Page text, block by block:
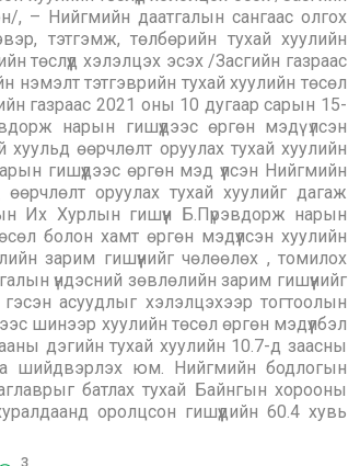
, – Нийгмийн даатгалын сангаас олгох
тэтгэмж, төлбөрийн тухай хуулийн
төслүүд хэлэлцэх эсэх /Засгийн газраас
тэтгэврийн тухай хуулийн төсөл
газраас 2021 оны 10 дугаар сарын 15-
нарын гишүүдээс өргөн мэдү үлсэн
өөрчлөлт оруулах тухай хуулийн
гишүүдээс өргөн мэд үүлсэн Нийгмийн
оруулах тухай хуулийг дагаж
Их Хурлын гишүүн Б.Пүрэвдорж нарын
болон хамт өргөн мэдүүлсэн хуулийн
зарим гишүүнийг чөлөөлөх , томилох
үндэсний зөвлөлийн зарим гишүүнийг
асуудлыг хэлэлцэхээр тогтоолын
шинээр хуулийн төсөл өргөн мэдүүлбэл
дэгийн тухай хуулийн 10.7-д заасны
шийдвэрлэх юм. Нийгмийн бодлогын
батлах тухай Байнгын хорооны
оролцсон гишүүдийн 60.4 хувь
3